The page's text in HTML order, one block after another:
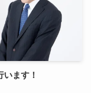
ます！